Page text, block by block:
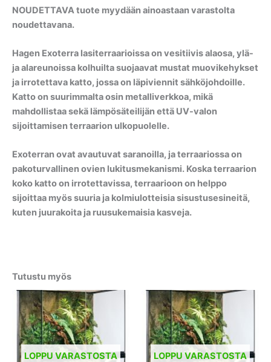
NOUDETTAVA tuote myydään ainoastaan varastolta
noudettavana.
Hagen Exoterra lasiterraarioissa on vesitiivis alaosa, ylä-
ja alareunoissa kolhuilta suojaavat mustat muovikehykset
ja irrotettava katto, jossa on läpiviennit sähköjohdoille.
Katto on suurimmalta osin metalliverkkoa, mikä
mahdollistaa sekä lämpösäteilijän että UV-valon
sijoittamisen terraarion ulkopuolelle.
Exoterran ovat avautuvat saranoilla, ja terraariossa on
pakoturvallinen ovien lukitusmekanismi. Koska terraarion
koko katto on irrotettavissa, terraarioon on helppo
sijoittaa myös suuria ja kolmiulotteisia sisustusesineitä,
kuten juurakoita ja ruusukemaisia kasveja.
Tutustu myös
LOPPU VARASTOSTA LOPPU VARASTOSTA